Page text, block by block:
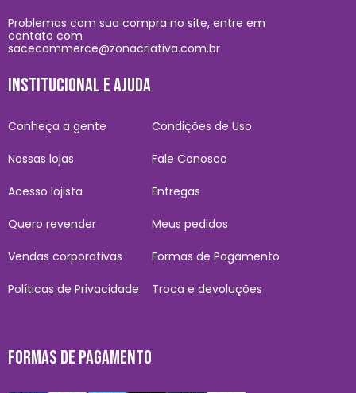
Problemas com sua compra no site, entre em
contato com
sacecommerce@zonacriativa.com.br
INSTITUCIONAL E AJUDA
Conheça a gente
Nossas lojas
Acesso lojista
Quero revender
Vendas corporativas
Políticas de Privacidade
Condições de Uso
Fale Conosco
Entregas
Meus pedidos
Formas de Pagamento
Troca e devoluções
FORMAS DE PAGAMENTO